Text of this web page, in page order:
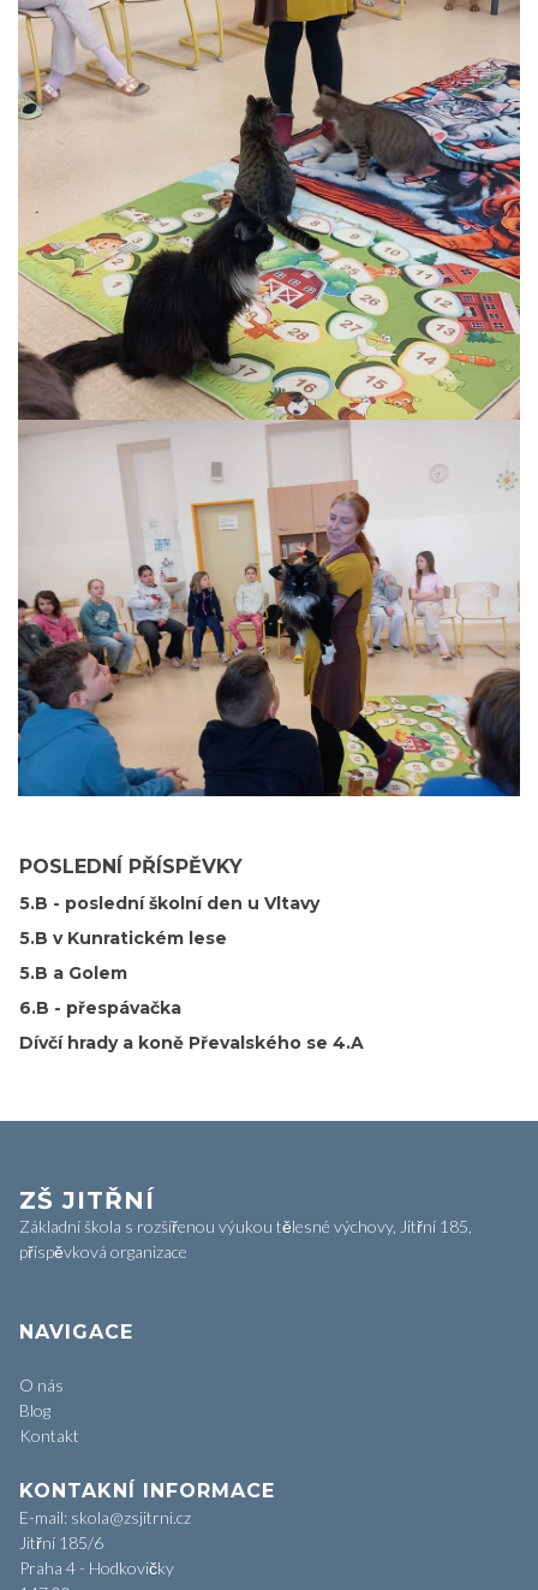
POSLEDNÍ PŘÍSPĚVKY
5.B - poslední školní den u Vltavy
5.B v Kunratickém lese
5.B a Golem
6.B - přespávačka
Dívčí hrady a koně Převalského se 4.A
ZŠ JITŘNÍ
Základní škola s rozšířenou výukou tělesné výchovy, Jitřní 185,
příspěvková organizace
NAVIGACE
O nás
Blog
Kontakt
KONTAKNÍ INFORMACE
E-mail: skola@zsjitrni.cz
Jitřní 185/6
Praha 4 - Hodkovičky